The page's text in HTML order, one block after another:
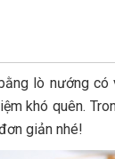
lò nướng
khó quên.
giản nhé!